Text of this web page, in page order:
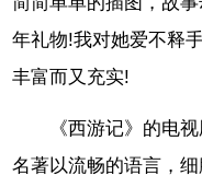
年礼物!我对她爱不释
丰富而又充实!
《西游记》的电
名著以流畅的语言，